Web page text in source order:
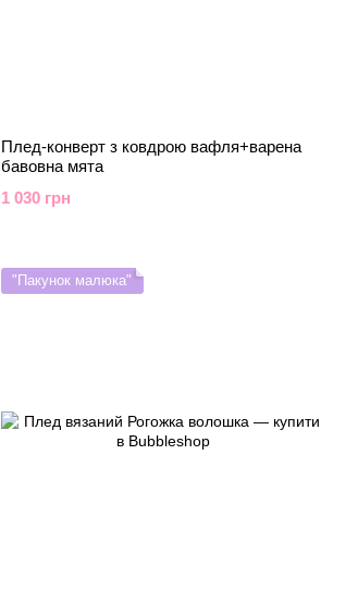
Плед-конверт з ковдрою вафля+варена
бавовна мята
1 030 грн
"Пакунок малюка"